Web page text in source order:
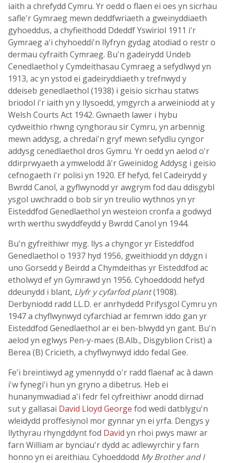
iaith a chrefydd Cymru. Yr oedd o flaen ei oes yn sicrhau
safle'r Gymraeg mewn deddfwriaeth a gweinyddiaeth
gyhoeddus, a chyfieithodd Ddeddf Yswiriol 1911 i'r
Gymraeg a'i chyhoeddi'n llyfryn gydag atodiad o restr o
dermau cyfraith Cymraeg. Bu'n gadeirydd Undeb
Cenedlaethol y Cymdeithasau Cymraeg a sefydlwyd yn
1913, ac yn ystod ei gadeiryddiaeth y trefnwyd y
ddeiseb genedlaethol (1938) i geisio sicrhau statws
briodol i'r iaith yn y llysoedd, ymgyrch a arweiniodd at y
Welsh Courts Act 1942. Gwnaeth lawer i hybu
cydweithio rhwng cynghorau sir Cymru, yn arbennig
mewn addysg, a chredai'n gryf mewn sefydlu cyngor
addysg cenedlaethol dros Gymru. Yr oedd yn aelod o'r
ddirprwyaeth a ymwelodd â'r Gweinidog Addysg i geisio
cefnogaeth i'r polisi yn 1920. Ef hefyd, fel Cadeirydd y
Bwrdd Canol, a gyflwynodd yr awgrym fod dau ddisgybl
ysgol uwchradd o bob sir yn treulio wythnos yn yr
Eisteddfod Genedlaethol yn westeion cronfa a godwyd
wrth werthu swyddfeydd y Bwrdd Canol yn 1944.
Bu'n gyfreithiwr myg. llys a chyngor yr Eisteddfod
Genedlaethol o 1937 hyd 1956, gweithiodd yn ddygn i
uno Gorsedd y Beirdd a Chymdeithas yr Eisteddfod ac
etholwyd ef yn Gymrawd yn 1956. Cyhoeddodd hefyd
ddeunydd i blant, Llyfr y cyfarfod plant(1908).
Derbyniodd radd LL.D. er anrhydedd Prifysgol Cymru yn
1947 a chyflwynwyd cyfarchiad ar femrwn iddo gan yr
Eisteddfod Genedlaethol ar ei ben-blwydd yn gant. Bu'n
aelod yn eglwys Pen-y-maes (B.Alb., Disgyblion Crist) a
Berea (B) Cricieth, a chyflwynwyd iddo fedal Gee.
Fe'i breintiwyd ag ymennydd o'r radd flaenaf ac â dawn
i'w fynegi'i hun yn gryno a dibetrus. Heb ei
hunanymwadiad a'i fedr fel cyfreithiwr anodd dirnad
sut y gallasai David Lloyd George fod wedi datblygu'n
wleidydd proffesiynol mor gynnar yn ei yrfa. Dengys y
llythyrau rhyngddynt fod David yn rhoi pwys mawr ar
farn William ar bynciau'r dydd ac adlewyrchir y farn
honno yn ei areithiau. Cyhoeddodd My Brother and I